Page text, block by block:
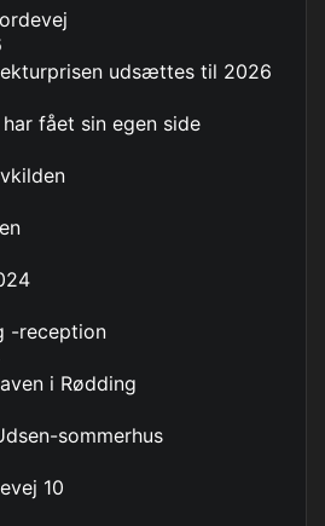
udsættes til 2026
fået sin egen side
-reception
i Rødding
sommerhus
10